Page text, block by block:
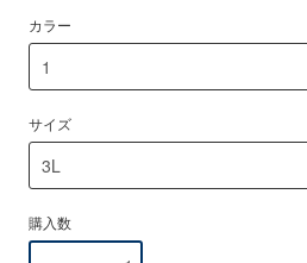
カラー
サイズ
購入数